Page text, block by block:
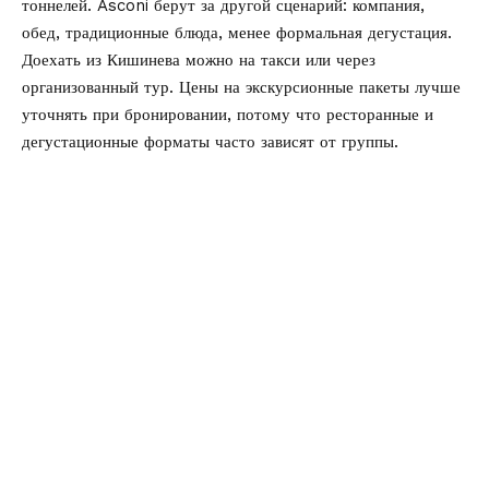
тоннелей. Asconi берут за другой сценарий: компания,
обед, традиционные блюда, менее формальная дегустация.
Доехать из Кишинева можно на такси или через
организованный тур. Цены на экскурсионные пакеты лучше
уточнять при бронировании, потому что ресторанные и
дегустационные форматы часто зависят от группы.